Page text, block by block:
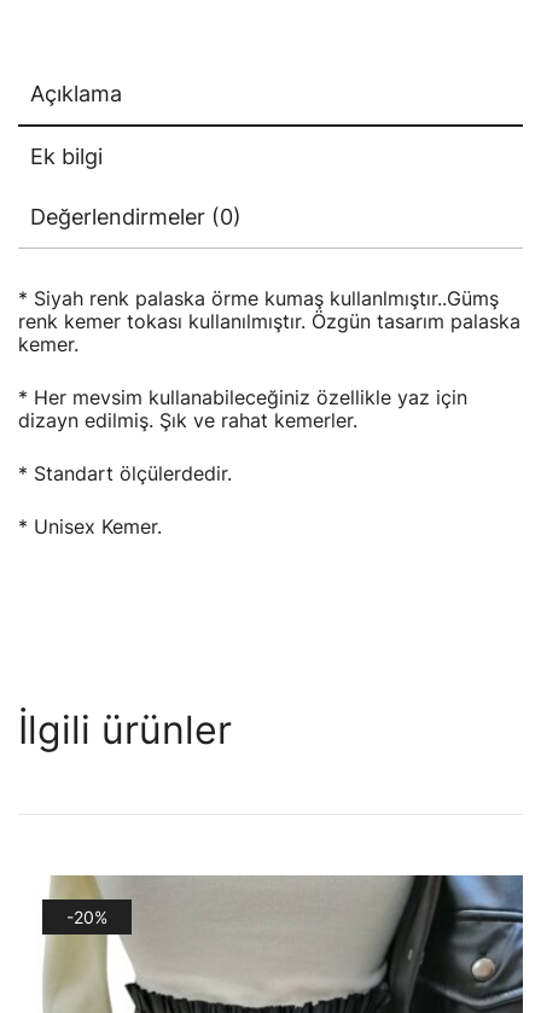
Açıklama
Ek bilgi
Değerlendirmeler (0)
* Siyah renk palaska örme kumaş kullanlmıştır..Gümş
renk kemer tokası kullanılmıştır. Özgün tasarım palaska
kemer.
* Her mevsim kullanabileceğiniz özellikle yaz için
dizayn edilmiş. Şık ve rahat kemerler.
* Standart ölçülerdedir.
* Unisex Kemer.
İlgili ürünler
-20%